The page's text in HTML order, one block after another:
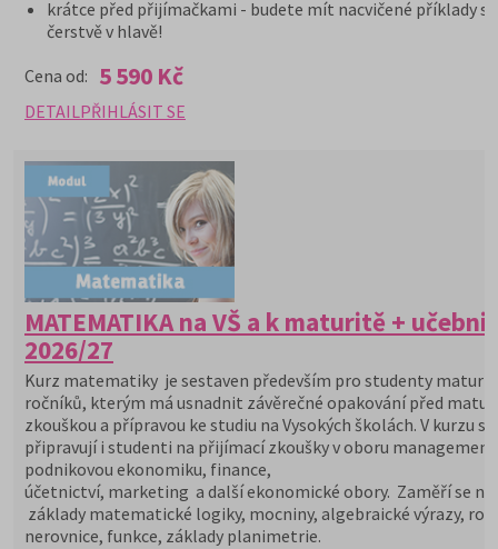
krátce před přijímačkami - budete mít nacvičené příklady
čerstvě v hlavě!
Cena od: 5 590 Kč
DETAILPŘIHLÁSIT SE
MATEMATIKA na VŠ a k maturitě +
2026/27
Kurz matematiky je sestaven především pro studenty
ročníků, kterým má usnadnit závěrečné opakování před
zkouškou a přípravou ke studiu na Vysokých školách. V kurzu se
připravují i studenti na přijímací zkoušky v oboru
podnikovou ekonomiku, finance,
účetnictví, marketing a další ekonomické obory. Zaměří se na
základy matematické logiky, mocniny, algebraické výrazy,
nerovnice, funkce, základy planimetrie.